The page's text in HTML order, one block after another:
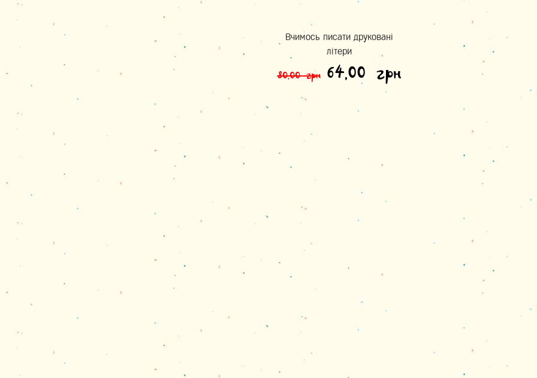
Вчимось писати друковані
літери
80,00грн Оригінальна ціна: 80,00
64,00 грнПоточна ціна: